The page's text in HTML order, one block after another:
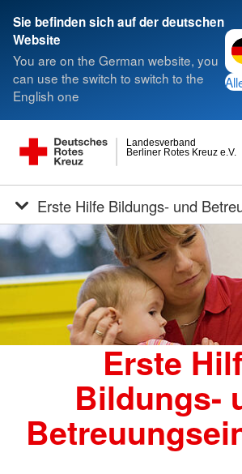
Sie befinden sich auf der deutschen
Website
You are on the German website, you
can use the switch to switch to the
English one
Berliner Rotes Kreuz e.V.
Landesverband
Erste Hilfe Bildungs- und
Erste
Bildungs-